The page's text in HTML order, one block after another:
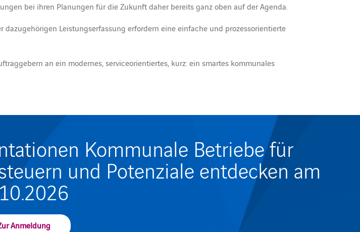
bei ihren Planungen für die Zukunft daher bereits ganz oben auf der Agenda.
Leistungserfassung erfordern eine einfache und prozessorientierte
an ein modernes, serviceorientiertes, kurz: ein smartes kommunales
Kommunale Betriebe für
und Potenziale entdecken am
Anmeldung